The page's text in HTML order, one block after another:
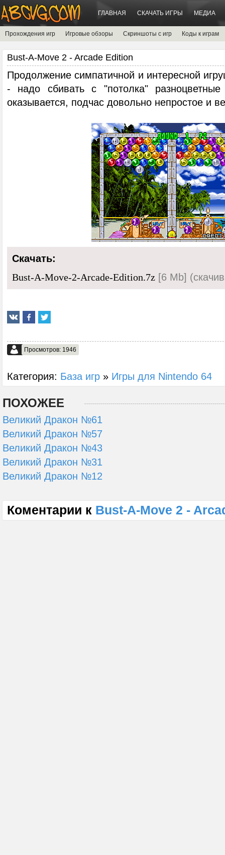
ГЛАВНАЯ СКАЧАТЬ ИГРЫ МЕДИА
Прохождения игр Игровые обзоры Скриншоты с игр Коды к играм
Bust-A-Move 2 - Arcade Edition
Продолжение симпатичной и интересной
- надо сбивать с "потолка"
оказывается, подчас довольно непростое и
Скачать:
Bust-A-Move-2-Arcade-Edition.7z [6 Mb]
Просмотров: 1946
Категория: База игр » Игры для Nintendo 64
ПОХОЖЕЕ
Великий Дракон №61
Великий Дракон №57
Великий Дракон №43
Великий Дракон №31
Великий Дракон №12
Коментарии к Bust-A-Move 2 -